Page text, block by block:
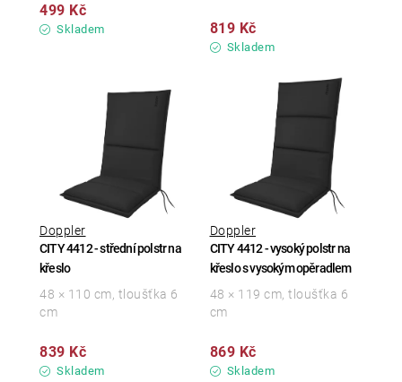
Skladem
499 Kč
Skladem
819 Kč
CITY 4412 - střední polstr na
křeslo
Doppler
Skladem
839 Kč
48 × 110 cm, tloušťka 6
cm
CITY 4412 - vysoký polstr na
křeslo s vysokým opěradlem
Doppler
Skladem
869 Kč
48 × 119 cm, tloušťka 6
cm